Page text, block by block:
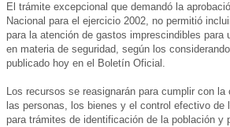
El trámite excepcional que demandó la
Nacional para el ejercicio 2002, no permitió
para la atención de gastos imprescindibles para
en materia de seguridad, según los
publicado hoy en el Boletín Oficial.
Los recursos se reasignarán para cumplir con la
las personas, los bienes y el control efectivo
para trámites de identificación de la población y